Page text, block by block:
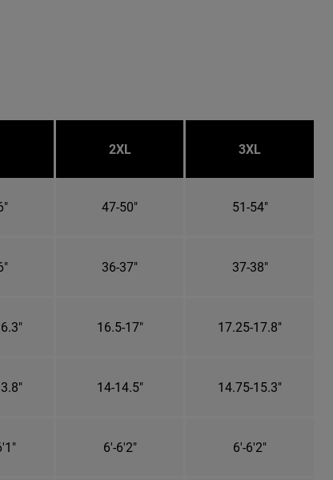
2XL 3XL
47-50" 51-54"
36-37" 37-38"
16.5-17" 17.25-17.8"
14-14.5" 14.75-15.3"
6'-6'2" 6'-6'2"